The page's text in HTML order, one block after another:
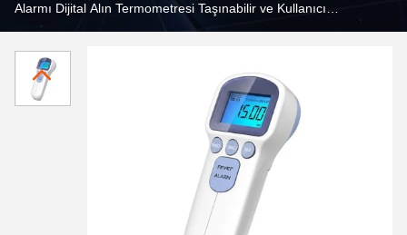
Alarmı Dijital Alın Termometresi Taşınabilir ve Kullanıcı